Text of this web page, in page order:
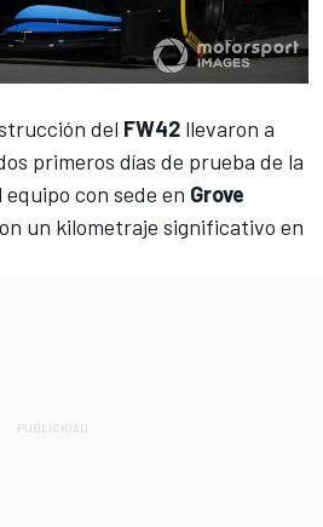
del FW42 llevaron a
primeros días de prueba de la
con sede en Grove
un kilometraje significativo en